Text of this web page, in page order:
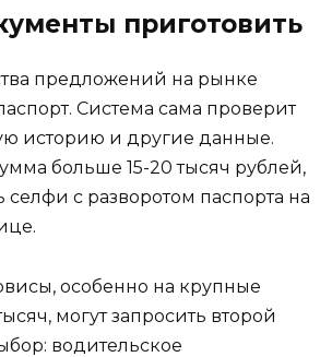
приготовить
предложений на рынке
Система сама проверит
историю и другие данные.
больше 15-20 тысяч рублей,
селфи с разворотом паспорта на
особенно на крупные
могут запросить второй
водительское